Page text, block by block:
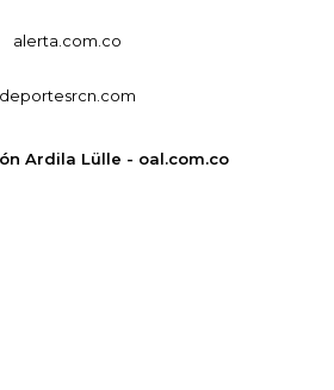
alerta.com.co
deportesrcn.com
Ardila Lülle - oal.com.co